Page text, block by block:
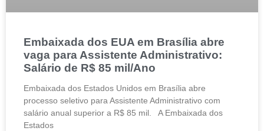
Embaixada dos EUA em Brasília abre
vaga para Assistente Administrativo:
Salário de R$ 85 mil/Ano
Embaixada dos Estados Unidos em Brasília abre
processo seletivo para Assistente Administrativo com
salário anual superior a R$ 85 mil. A Embaixada dos
Estados